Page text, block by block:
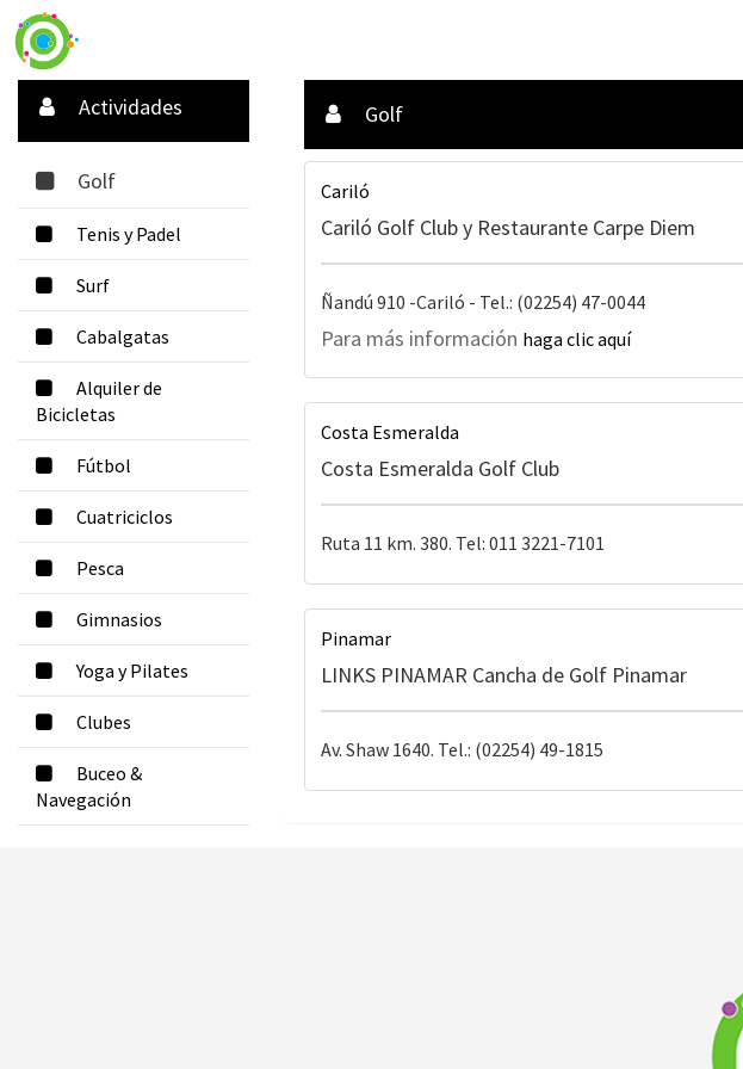
Actividades
Golf
Tenis y Padel
Surf
Cabalgatas
Alquiler de
Bicicletas
Fútbol
Cuatriciclos
Pesca
Gimnasios
Yoga y Pilates
Clubes
Buceo &
Navegación
Golf
Cariló
Cariló Golf Club y Restaurante Carpe Diem
Ñandú 910 -Cariló - Tel.: (02254) 47-0044
Para más información haga clic aquí
Costa Esmeralda
Costa Esmeralda Golf Club
Ruta 11 km. 380. Tel: 011 3221-7101
Pinamar
LINKS PINAMAR Cancha de Golf Pinamar
Av. Shaw 1640. Tel.: (02254) 49-1815